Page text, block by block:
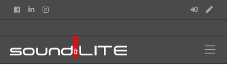
FacebookLinkedin